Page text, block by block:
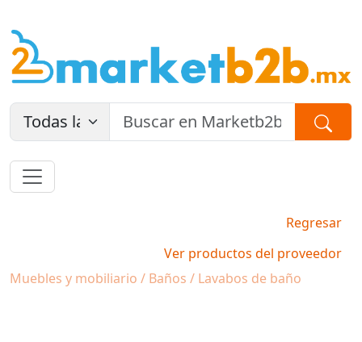
Regresar
Ver productos del proveedor
Muebles y mobiliario / Baños / Lavabos de baño